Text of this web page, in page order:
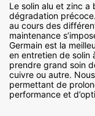
Le solin alu et zinc a
dégradation
au cours des
maintenance
Germain est la
en entretien de solin
prendre grand soin
cuivre ou autre.
permettant de
performance et